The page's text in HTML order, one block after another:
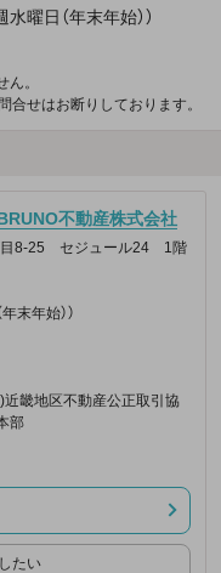
曜日（年末年始））
。
せはお断りしております。
不動産株式会社
目8-25 セジュール24 1階
末年始））
近畿地区不動産公正取引協
部
たい